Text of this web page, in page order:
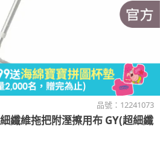
品號： 12241073
纖維拖把附溼擦用布 GY(超細纖